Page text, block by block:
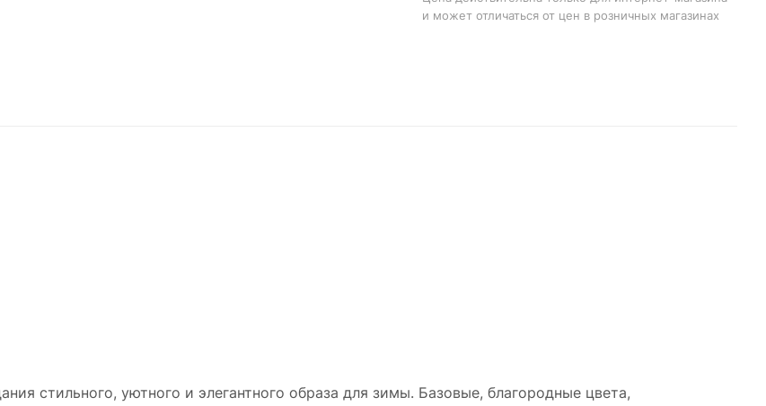
и может отличаться от цен в розничных магазинах
стильного, уютного и элегантного образа для зимы. Базовые, благородные цвета,